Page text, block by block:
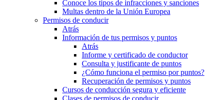
Conoce los tipos de infracciones y sanciones
Multas dentro de la Unión Europea
Permisos de conducir
Atrás
Información de tus permisos y puntos
Atrás
Informe y certificado de conductor
Consulta y justificante de puntos
¿Cómo funciona el permiso por puntos?
Recuperación de permisos y puntos
Cursos de conducción segura y eficiente